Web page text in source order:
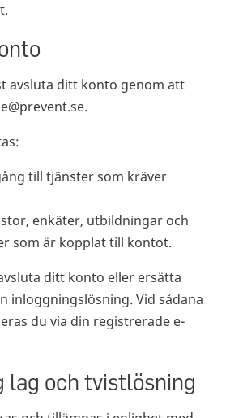
avsluta ditt konto genom att
till tjänster som kräver
enkäter, utbildningar och
som är kopplat till kontot.
ditt konto eller ersätta
inloggningslösning. Vid sådana
du via din registrerade e-
lag och tvistlösning